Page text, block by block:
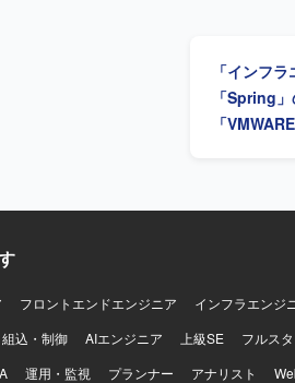
が望ましいです。 【ポジションの魅力】 自社プロダク
ら、クラ
です。会
「インフ
「Spring
「
フロントエンドエンジニア
インフラエンジ
組込・制御 AIエンジニア 上級SE
フルス
運用・監視 プランナー アナリスト